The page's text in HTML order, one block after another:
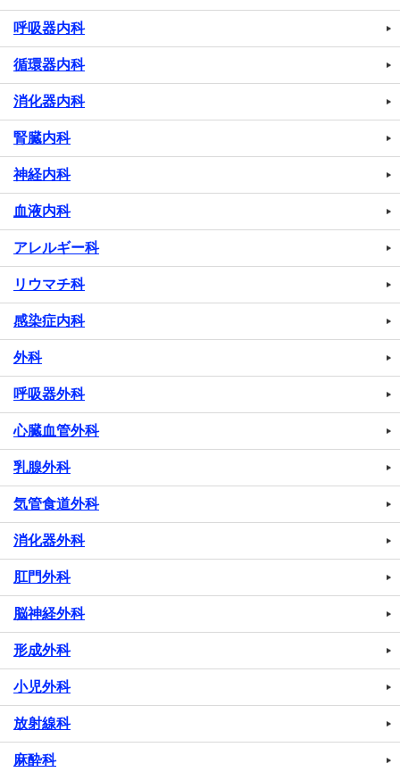
呼吸器内科
循環器内科
消化器内科
腎臓内科
神経内科
血液内科
アレルギー科
リウマチ科
感染症内科
外科
呼吸器外科
心臓血管外科
乳腺外科
気管食道外科
消化器外科
肛門外科
脳神経外科
形成外科
小児外科
放射線科
麻酔科